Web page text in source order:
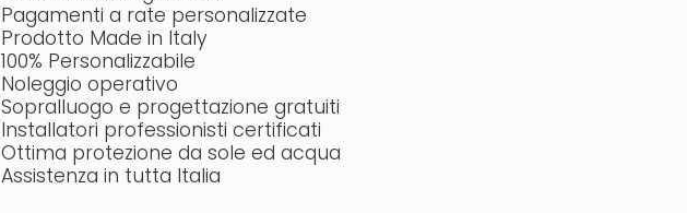
Pagamenti a rate personalizzate
Prodotto Made in Italy
100% Personalizzabile
Noleggio operativo
Sopralluogo e progettazione gratuiti
Installatori professionisti certificati
Ottima protezione da sole ed acqua
Assistenza in tutta Italia